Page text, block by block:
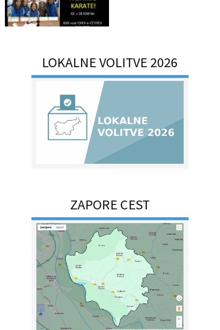
LOKALNE VOLITVE 2026
ZAPORE CEST